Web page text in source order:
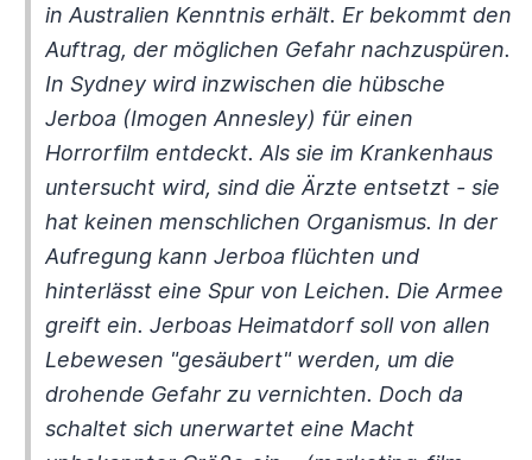
in Australien Kenntnis erhält. Er bekommt den
Auftrag, der möglichen Gefahr nachzuspüren.
In Sydney wird inzwischen die hübsche
Jerboa (Imogen Annesley) für einen
Horrorfilm entdeckt. Als sie im Krankenhaus
untersucht wird, sind die Ärzte entsetzt - sie
hat keinen menschlichen Organismus. In der
Aufregung kann Jerboa flüchten und
hinterlässt eine Spur von Leichen. Die Armee
greift ein. Jerboas Heimatdorf soll von allen
Lebewesen "gesäubert" werden, um die
drohende Gefahr zu vernichten. Doch da
schaltet sich unerwartet eine Macht